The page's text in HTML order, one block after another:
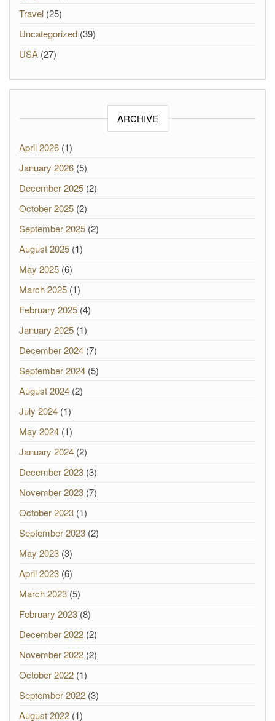
Travel (25)
Uncategorized (39)
USA (27)
ARCHIVE
April 2026 (1)
January 2026 (5)
December 2025 (2)
October 2025 (2)
September 2025 (2)
August 2025 (1)
May 2025 (6)
March 2025 (1)
February 2025 (4)
January 2025 (1)
December 2024 (7)
September 2024 (5)
August 2024 (2)
July 2024 (1)
May 2024 (1)
January 2024 (2)
December 2023 (3)
November 2023 (7)
October 2023 (1)
September 2023 (2)
May 2023 (3)
April 2023 (6)
March 2023 (5)
February 2023 (8)
December 2022 (2)
November 2022 (2)
October 2022 (1)
September 2022 (3)
August 2022 (1)